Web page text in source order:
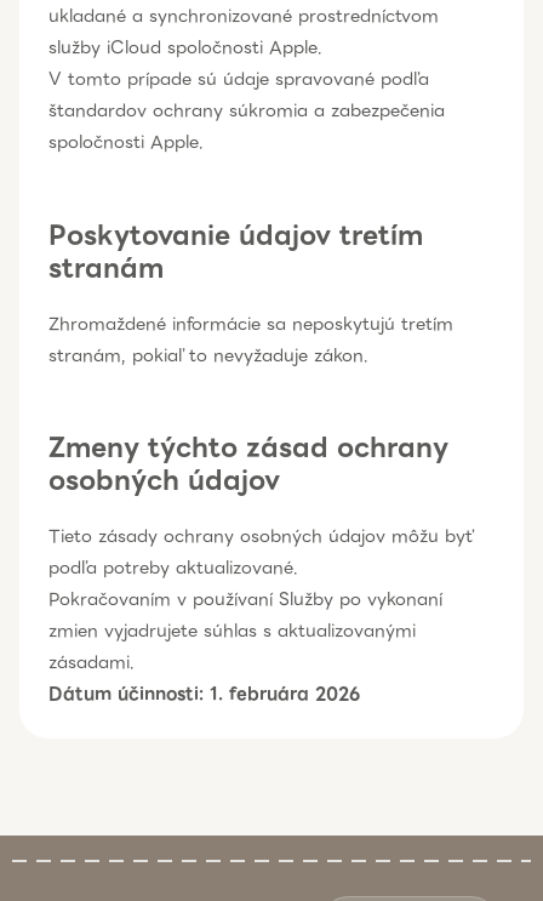
ukladané a synchronizované prostredníctvom
služby iCloud spoločnosti Apple.
V tomto prípade sú údaje spravované podľa
štandardov ochrany súkromia a zabezpečenia
spoločnosti Apple.
Poskytovanie údajov tretím
stranám
Zhromaždené informácie sa neposkytujú tretím
stranám, pokiaľ to nevyžaduje zákon.
Zmeny týchto zásad ochrany
osobných údajov
Tieto zásady ochrany osobných údajov môžu byť
podľa potreby aktualizované.
Pokračovaním v používaní Služby po vykonaní
zmien vyjadrujete súhlas s aktualizovanými
zásadami.
Dátum účinnosti: 1. februára 2026